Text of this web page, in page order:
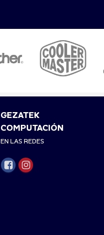
GEZATEK
COMPUTACIÓN
EN LAS REDES